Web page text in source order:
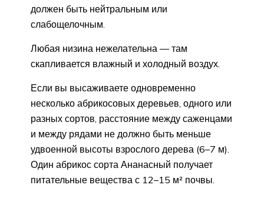
должен быть нейтральным или
слабощелочным.
Любая низина нежелательна — там
скапливается влажный и холодный воздух.
Если вы высаживаете одновременно
несколько абрикосовых деревьев, одного или
разных сортов, расстояние между саженцами
и между рядами не должно быть меньше
удвоенной высоты взрослого дерева (6–7 м).
Один абрикос сорта Ананасный получает
питательные вещества с 12–15 м² почвы.